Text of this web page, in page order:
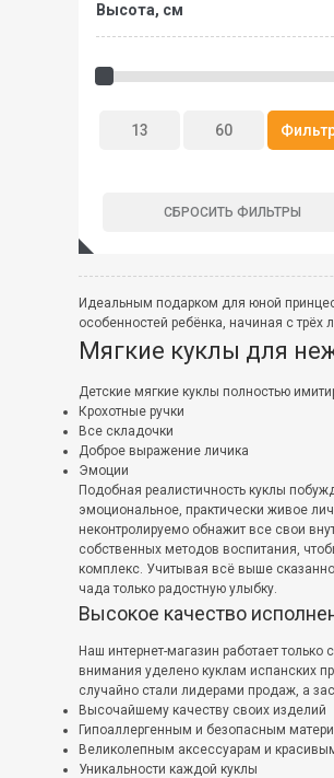
Высота, см
Идеальным подарком для юной
особенностей ребёнка, начиная с трёх
Мягкие куклы для
Детские мягкие куклы полностью
Крохотные ручки
Все складочки
Доброе выражение личика
Эмоции
Подобная реалистичность куклы
эмоциональное, практически живое
неконтролируемо обнажит все свои
собственных методов воспитания,
комплекс. Учитывая всё выше
чада только радостную улыбку.
Высокое качество
Наш интернет-магазин работает
внимания уделено куклам испанских
случайно стали лидерами продаж, а
Высочайшему качеству своих изделий
Гипоаллергенным и безопасным
Великолепным аксессуарам и
Уникальности каждой куклы